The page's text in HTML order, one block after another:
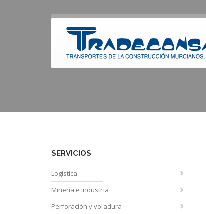
SERVICIOS
Logística
Minería e Industria
Perforación y voladura